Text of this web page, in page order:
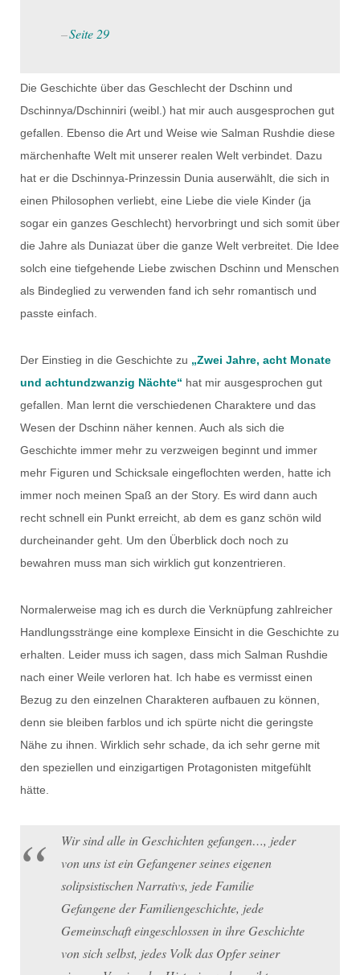
Seite 29
Die Geschichte über das Geschlecht der Dschinn und
Dschinnya/Dschinniri (weibl.) hat mir auch ausgesprochen gut
gefallen. Ebenso die Art und Weise wie Salman Rushdie diese
märchenhafte Welt mit unserer realen Welt verbindet. Dazu
hat er die Dschinnya-Prinzessin Dunia auserwählt, die sich in
einen Philosophen verliebt, eine Liebe die viele Kinder (ja
sogar ein ganzes Geschlecht) hervorbringt und sich somit über
die Jahre als Duniazat über die ganze Welt verbreitet. Die Idee
solch eine tiefgehende Liebe zwischen Dschinn und Menschen
als Bindeglied zu verwenden fand ich sehr romantisch und
passte einfach.
Der Einstieg in die Geschichte zu „Zwei Jahre, acht Monate
und achtundzwanzig Nächte“ hat mir ausgesprochen gut
gefallen. Man lernt die verschiedenen Charaktere und das
Wesen der Dschinn näher kennen. Auch als sich die
Geschichte immer mehr zu verzweigen beginnt und immer
mehr Figuren und Schicksale eingeflochten werden, hatte ich
immer noch meinen Spaß an der Story. Es wird dann auch
recht schnell ein Punkt erreicht, ab dem es ganz schön wild
durcheinander geht. Um den Überblick doch noch zu
bewahren muss man sich wirklich gut konzentrieren.
Normalerweise mag ich es durch die Verknüpfung zahlreicher
Handlungsstränge eine komplexe Einsicht in die Geschichte zu
erhalten. Leider muss ich sagen, dass mich Salman Rushdie
nach einer Weile verloren hat. Ich habe es vermisst einen
Bezug zu den einzelnen Charakteren aufbauen zu können,
denn sie bleiben farblos und ich spürte nicht die geringste
Nähe zu ihnen. Wirklich sehr schade, da ich sehr gerne mit
den speziellen und einzigartigen Protagonisten mitgefühlt
hätte.
Wir sind alle in Geschichten gefangen…, jeder
von uns ist ein Gefangener seines eigenen
solipsistischen Narrativs, jede Familie
Gefangene der Familiengeschichte, jede
Gemeinschaft eingeschlossen in ihre Geschichte
von sich selbst, jedes Volk das Opfer seiner